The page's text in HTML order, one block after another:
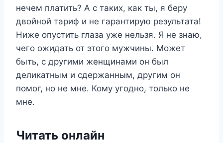
нечем платить? А с таких, как ты, я беру
двойной тариф и не гарантирую результата!
Ниже опустить глаза уже нельзя. Я не знаю,
чего ожидать от этого мужчины. Может
быть, с другими женщинами он был
деликатным и сдержанным, другим он
помог, но не мне. Кому угодно, только не
мне.
Читать онлайн